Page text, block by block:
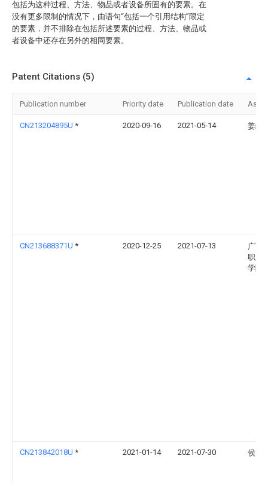
包括为这种过程、方法、物品或者设备所固有的要素。在
没有更多限制的情况下，由语句“包括一个引用结构”限定
的要素，并不排除在包括所述要素的过程、方法、物品或
者设备中还存在另外的相同要素。
Patent Citations (5)
Publication number Priority date Publication date
CN213204895U * 2020-09-16 2021-05-14 姜绪
CN213688371U * 2020-12-25 2021-07-13
广西
职业
学院
CN213842018U * 2021-01-14 2021-07-30 侯照